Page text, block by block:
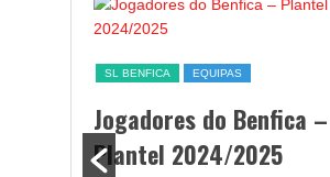
SL BENFICA EQUIPAS
Jogadores do Benfica –
Plantel 2024/2025